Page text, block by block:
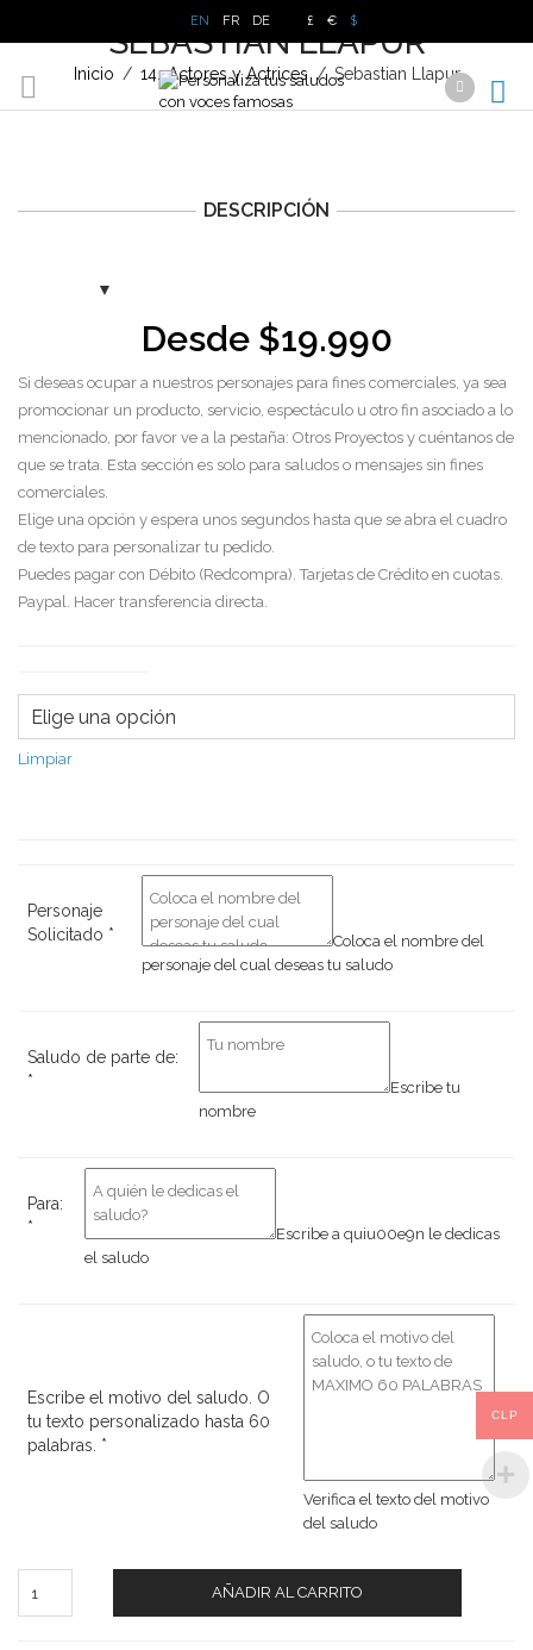
EN FR DE £ € $
SEBASTIAN LLAPUR
Inicio / 14.-Actores y Actrices / Sebastian Llapur
DESCRIPCIÓN
Desde $19.990
Si deseas ocupar a nuestros personajes para fines comerciales, ya sea
promocionar un producto, servicio, espectáculo u otro fin asociado a lo
mencionado, por favor ve a la pestaña: Otros Proyectos y cuéntanos de
que se trata. Esta sección es solo para saludos o mensajes sin fines
comerciales.
Elige una opción y espera unos segundos hasta que se abra el cuadro
de texto para personalizar tu pedido.
Puedes pagar con Débito (Redcompra). Tarjetas de Crédito en cuotas.
Paypal. Hacer transferencia directa.
Limpiar
Personaje
Solicitado *
Coloca el nombre del
personaje del cual deseas tu saludo
Saludo de parte de:
*
Escribe tu
nombre
Para:
*
Escribe a quiu00e9n le dedicas
el saludo
Escribe el motivo del saludo. O
tu texto personalizado hasta 60
palabras. *
Verifica el texto del motivo
del saludo
AÑADIR AL CARRITO
CLP